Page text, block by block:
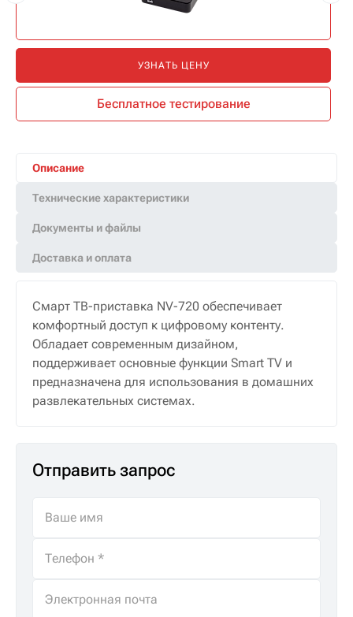
УЗНАТЬ ЦЕНУ
Бесплатное тестирование
Описание
Технические характеристики
Документы и файлы
Доставка и оплата
Смарт ТВ-приставка NV-720 обеспечивает
комфортный доступ к цифровому контенту.
Обладает современным дизайном,
поддерживает основные функции Smart TV и
предназначена для использования в домашних
развлекательных системах.
Отправить запрос